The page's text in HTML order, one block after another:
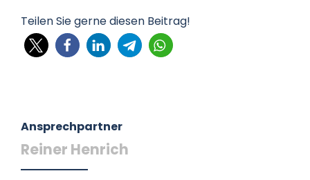
Teilen Sie gerne diesen Beitrag!
Ansprechpartner
Reiner Henrich